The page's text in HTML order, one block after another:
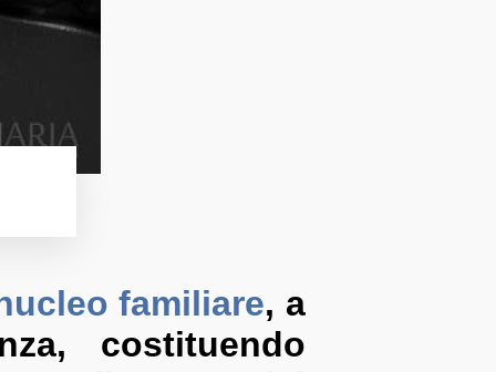
familiare, a
costituendo